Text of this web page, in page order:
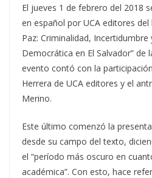
El jueves 1 de febrero del 2018
en español por UCA editores del
Paz: Criminalidad, Incertidumbre
Democrática en El Salvador” de
evento contó con la
Herrera de UCA editores y el
Merino.
Este último comenzó la
desde su campo del texto,
el “período más oscuro en
académica”. Con esto, hace